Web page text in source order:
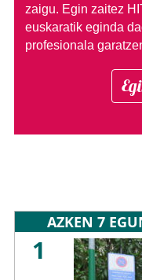
zaigu. Egin zaitez
euskaratik eginda
profesionala
AZKEN 7
1